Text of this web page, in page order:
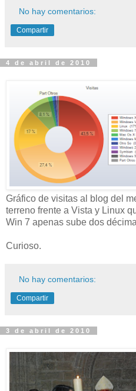
No hay comentarios:
Compartir
4 de abril de 2010
Gráfico de visitas al blog del
terreno frente a Vista y Linux
Win 7 apenas sube dos
Curioso.
No hay comentarios:
Compartir
3 de abril de 2010